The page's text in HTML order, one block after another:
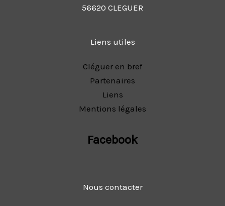
56620 CLEGUER
Liens utiles
Cléguer en bref
Partenaires
Liens
Mentions légales
Facebook
Nous contacter